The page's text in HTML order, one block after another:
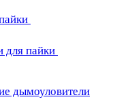
для пайки
дымоуловители